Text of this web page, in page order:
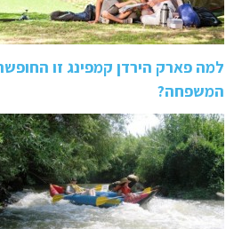
למה פארק הירדן קמפינג זו
המשפחה?